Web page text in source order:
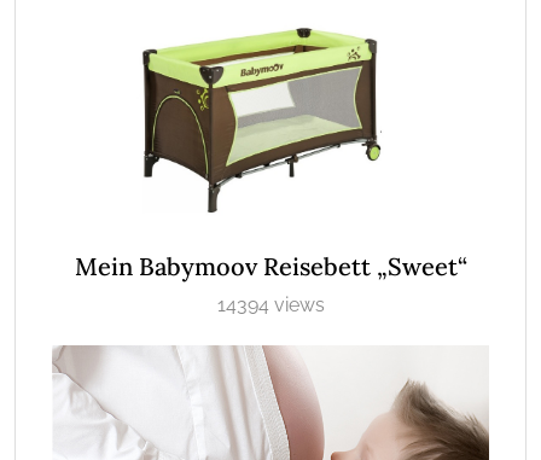
Mein Babymoov Reisebett „Sweet“
14394 views